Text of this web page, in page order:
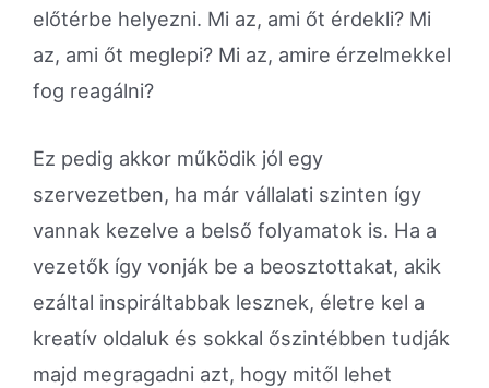
előtérbe helyezni. Mi az, ami őt érdekli? Mi
az, ami őt meglepi? Mi az, amire érzelmekkel
fog reagálni?
Ez pedig akkor működik jól egy
szervezetben, ha már vállalati szinten így
vannak kezelve a belső folyamatok is. Ha a
vezetők így vonják be a beosztottakat, akik
ezáltal inspiráltabbak lesznek, életre kel a
kreatív oldaluk és sokkal őszintébben tudják
majd megragadni azt, hogy mitől lehet